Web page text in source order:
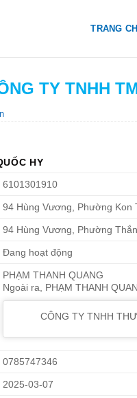
TRANG
TY TNHH
HY
6101301910
94 Hùng Vương, Phường Kon
94 Hùng Vương, Phường
Đang hoạt động
PHẠM THANH QUANG
Ngoài ra, PHẠM THANH
CÔNG TY TNHH
0785747346
2025-03-07